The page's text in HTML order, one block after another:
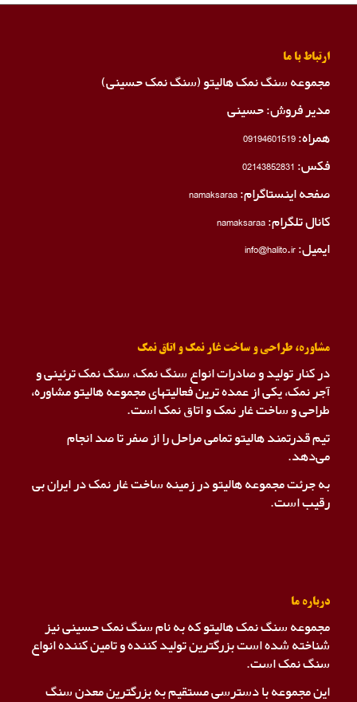
ارتباط با ما
مجموعه سنگ نمک هالیتو (سنگ نمک حسینی)
مدیر فروش: حسینی
همراه:09194601519
فکس:02143852831
صفحه اینستاگرام:namaksaraa
کانال تلگرام:namaksaraa
ایمیل: info@halito.ir
مشاوره، طراحی و ساخت غار نمک و اتاق نمک
در کنار تولید و صادرات انواع سنگ نمک، سنگ نمک ترئینی و
آجر نمک، یکی از عمده ترین فعالیتهای مجموعه هالیتو مشاوره،
طراحی و ساخت غار نمک و اتاق نمک است.
تیم قدرتمند هالیتو تمامی مراحل را از صفر تا صد انجام
می‌دهد.
به جرئت مجموعه هالیتو در زمینه ساخت غار نمک در ایران بی
رقیب است.
درباره ما
مجموعه سنگ نمک هالیتو که به نام سنگ نمک حسینی نیز
شناخته شده است بزرگترین تولید کننده و تامین کننده انواع
سنگ نمک است.
این مجموعه با دسترسی مستقیم به بزرگترین معدن سنگ